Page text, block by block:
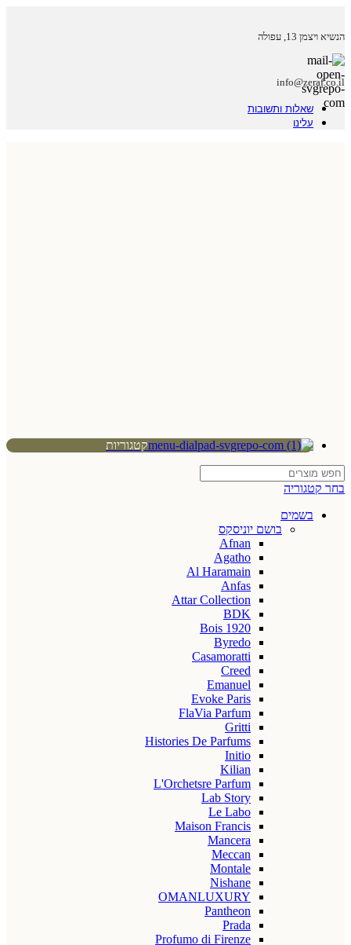
הנשיא ויצמן 13, עפולה
info@zeraf.co.il
שאלות ותשובות
עלינו
קטגוריות
בחר קטגוריה
בשמים
בושם יוניסקס
Afnan
Agatho
Al Haramain
Anfas
Attar Collection
BDK
Bois 1920
Byredo
Casamoratti
Creed
Emanuel
Evoke Paris
FlaVia Parfum
Gritti
Histories De Parfums
Initio
Kilian
L'Orchetsre Parfum
Lab Story
Le Labo
Maison Francis
Mancera
Meccan
Montale
Nishane
OMANLUXURY
Pantheon
Prada
Profumo di Firenze